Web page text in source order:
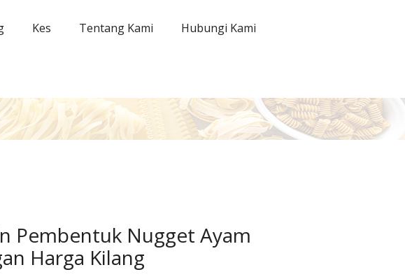
Kes Tentang Kami Hubungi Kami
Pembentuk Nugget Ayam
Harga Kilang